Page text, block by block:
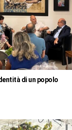
di un popolo